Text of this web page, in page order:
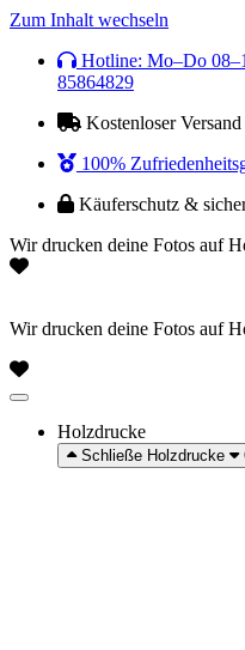
Zum Inhalt wechseln
Hotline: Mo–Do
85864829
Kostenloser
100%
Käuferschutz &
Wir drucken deine Fotos auf
Wir drucken deine Fotos auf
Holzdrucke
Schließe Holzdrucke